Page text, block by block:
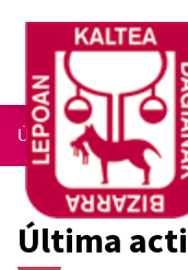
Últimas actividades
Última